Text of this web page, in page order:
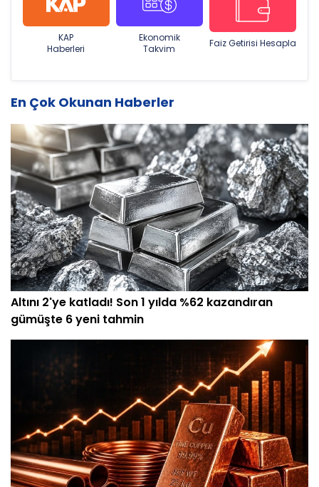
KAP
Haberleri
Ekonomik
Takvim
Faiz Getirisi Hesapla
En Çok Okunan Haberler
Altını 2'ye katladı! Son 1 yılda %62 kazandıran
gümüşte 6 yeni tahmin